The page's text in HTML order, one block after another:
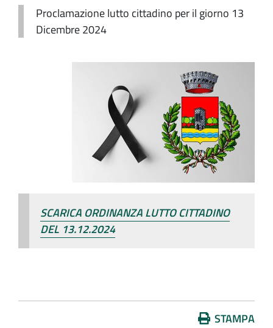
Proclamazione lutto cittadino per il giorno 13
Dicembre 2024
SCARICA ORDINANZA LUTTO CITTADINO
DEL 13.12.2024
STAMPA